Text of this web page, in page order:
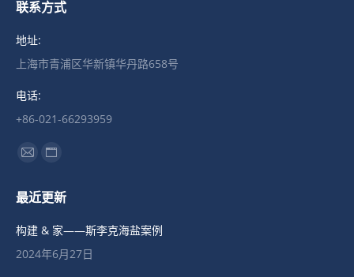
联系方式
地址:
上海市青浦区华新镇华丹路658号
电话:
+86-021-66293959
找到我们：
最近更新
构建 & 家——斯李克海盐案例
2024年6月27日